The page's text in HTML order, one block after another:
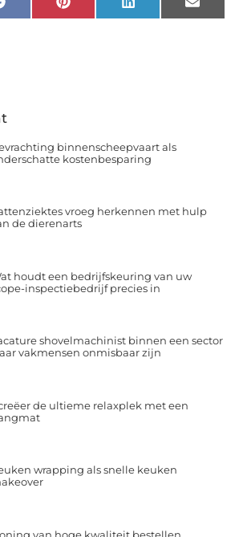
FacebookPinterestLinkedInEmail
binnenscheepvaart als
kostenbesparing
vroeg herkennen met hulp
de dierenarts
houdt een bedrijfskeuring van uw
inspectiebedrijf precies in
shovelmachinist binnen een sector
vakmensen onmisbaar zijn
de ultieme relaxplek met een
wrapping als snelle keuken
van hoge kwaliteit bestellen